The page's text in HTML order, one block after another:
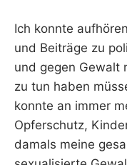
Ich konnte
und Beiträge zu
und gegen Gewalt
zu tun haben
konnte an immer
Opferschutz,
damals meine